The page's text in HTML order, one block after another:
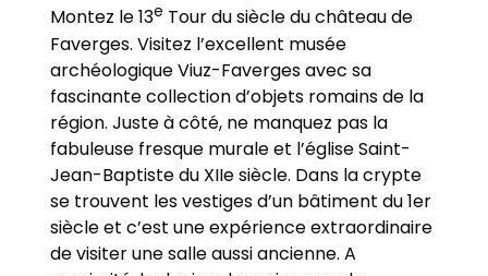
Montez le 13e Tour du siècle du château de
Faverges. Visitez l’excellent musée
archéologique Viuz-Faverges avec sa
fascinante collection d’objets romains de la
région. Juste à côté, ne manquez pas la
fabuleuse fresque murale et l’église Saint-
Jean-Baptiste du XIIe siècle. Dans la crypte
se trouvent les vestiges d’un bâtiment du 1er
siècle et c’est une expérience extraordinaire
de visiter une salle aussi ancienne. A